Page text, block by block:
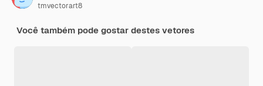
tmvectorart8
Você também pode gostar destes vetores